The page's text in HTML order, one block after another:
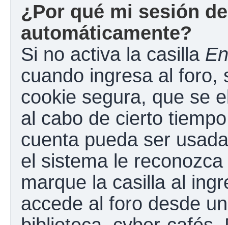
¿Por qué mi sesión
automáticamente?
Si no activa la casilla
cuando ingresa al foro,
cookie segura, que se
al cabo de cierto
cuenta pueda ser
el sistema le
marque la casilla al
accede al foro desde